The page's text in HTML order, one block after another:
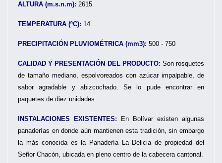
ALTURA (m.s.n.m): 2615.
TEMPERATURA (ºC): 14.
PRECIPITACIÓN PLUVIOMÉTRICA (mm3): 500 - 750
CALIDAD Y PRESENTACIÓN DEL PRODUCTO: Son rosquetes
de tamaño mediano, espolvoreados con azúcar impalpable, de
sabor agradable y abizcochado. Se lo pude encontrar en
paquetes de diez unidades.
INSTALACIONES EXISTENTES: En Bolívar existen algunas
panaderías en donde aún mantienen esta tradición, sin embargo
la más conocida es la Panadería La Delicia de propiedad del
Señor Chacón, ubicada en pleno centro de la cabecera cantonal.